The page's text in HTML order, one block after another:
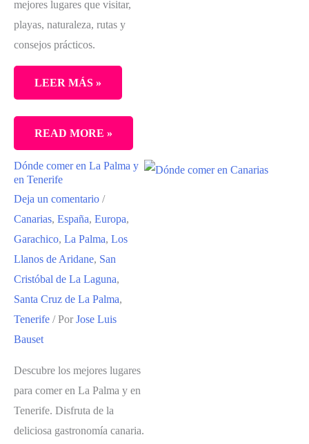
mejores lugares que visitar,
playas, naturaleza, rutas y
consejos prácticos.
LEER MÁS »
UNA
SEMANA
EN
TENERIFE:
ITINERARIO
RECOMENDADO
QUÉ
VER
EN
READ MORE »
Dónde comer en La Palma y
en Tenerife
Deja un comentario /
Canarias, España, Europa,
Garachico, La Palma, Los
Llanos de Aridane, San
Cristóbal de La Laguna,
Santa Cruz de La Palma,
Tenerife / Por Jose Luis
Bauset
Descubre los mejores lugares
para comer en La Palma y en
Tenerife. Disfruta de la
deliciosa gastronomía canaria.